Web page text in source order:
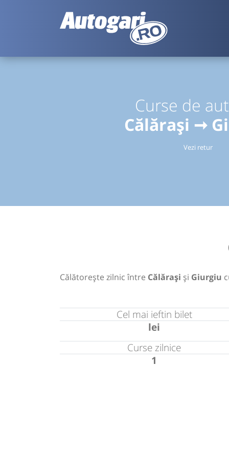
Curse de
Călărași ➞
Vezi retur
Călătorește zilnic între Călărași și Giurgiu
Cel mai ieftin bilet
lei
Curse zilnice
1